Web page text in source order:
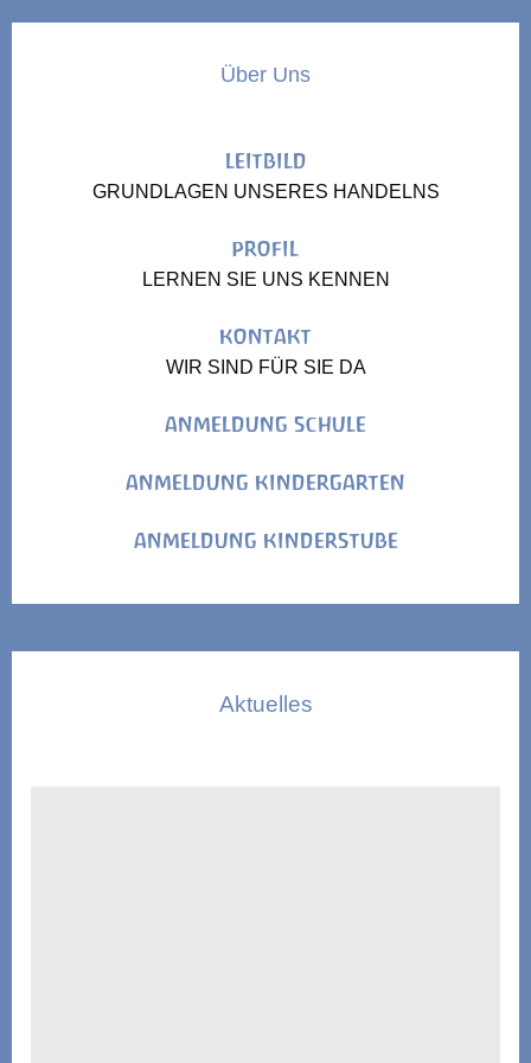
Über Uns
LEITBILD
GRUNDLAGEN UNSERES HANDELNS
PROFIL
LERNEN SIE UNS KENNEN
KONTAKT
WIR SIND FÜR SIE DA
ANMELDUNG SCHULE
ANMELDUNG KINDERGARTEN
ANMELDUNG KINDERSTUBE
Aktuelles